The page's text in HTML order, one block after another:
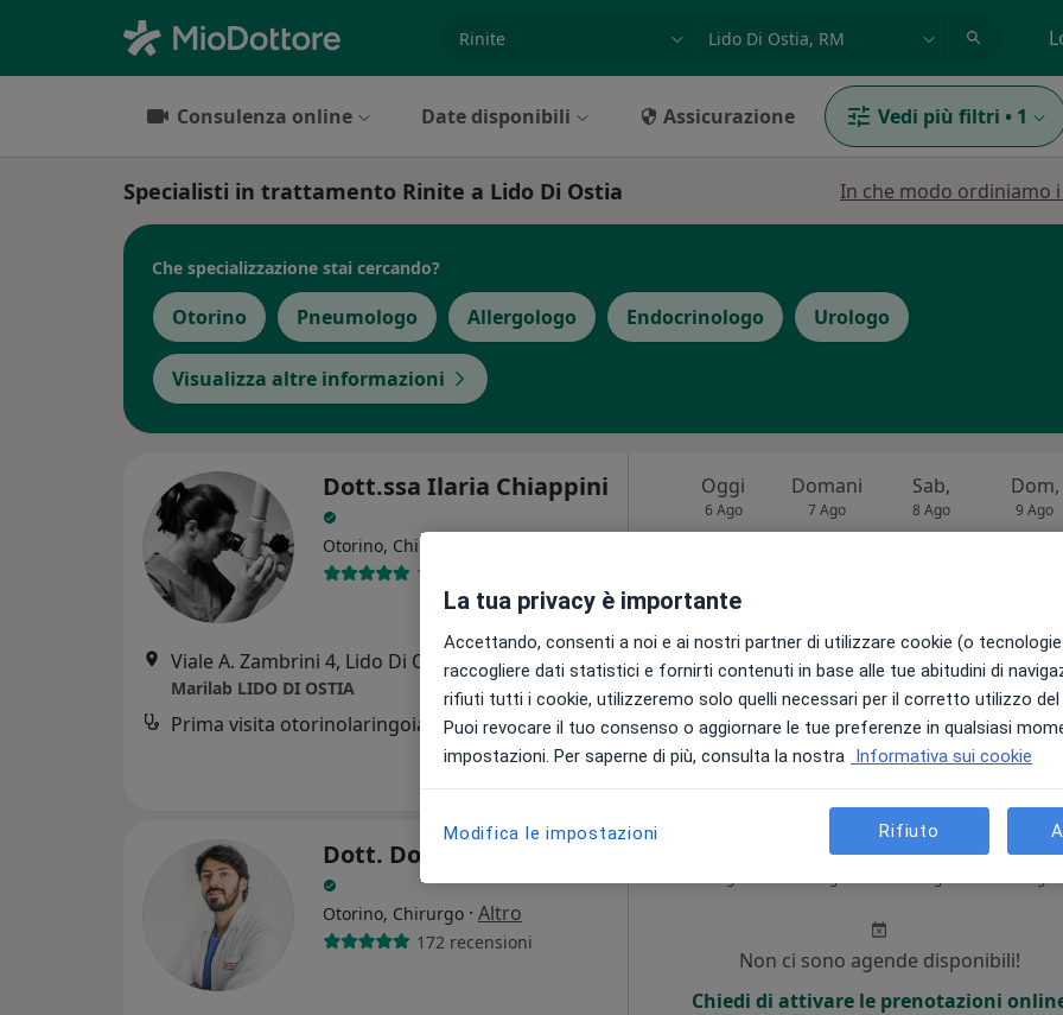
Consulenza online Date disponibili Assicurazione Vedi più filtri • 1
Specialisti in trattamento Rinite a Lido Di Ostia In che modo ordiniamo
Che specializzazione stai cercando?
Otorino Pneumologo Allergologo Endocrinologo Urologo
Visualizza altre informazioni
Dott.ssa Ilaria Chiappini
Otorino, Chirurgo
167 recensioni
Viale A. Zambrini 4, Lido Di Ostia • Mappa
Marilab LIDO DI OSTIA
Prima visita otorinolaringoiatrica 112 €
Oggi
6 Ago
Domani
7 Ago
Sab,
8 Ago
Dom,
9 Ago
Non ci sono agende disponibili!
Chiedi di attivare le prenotazioni online
Dott. Domenico Amadio
Otorino, Chirurgo · Altro
172 recensioni
Domani Sab, Dom,
Non ci sono agende disponibili!
Chiedi di attivare le prenotazioni
La tua privacy è importante
Accettando, consenti a noi e ai nostri partner di utilizzare cookie (o
raccogliere dati statistici e fornirti contenuti in base alle tue abitudini di
rifiuti tutti i cookie, utilizzeremo solo quelli necessari per il corretto utilizzo
Puoi revocare il tuo consenso o aggiornare le tue preferenze in qualsiasi
impostazioni. Per saperne di più, consulta la nostra Informativa sui cookie
Modifica le impostazioni Rifiuto